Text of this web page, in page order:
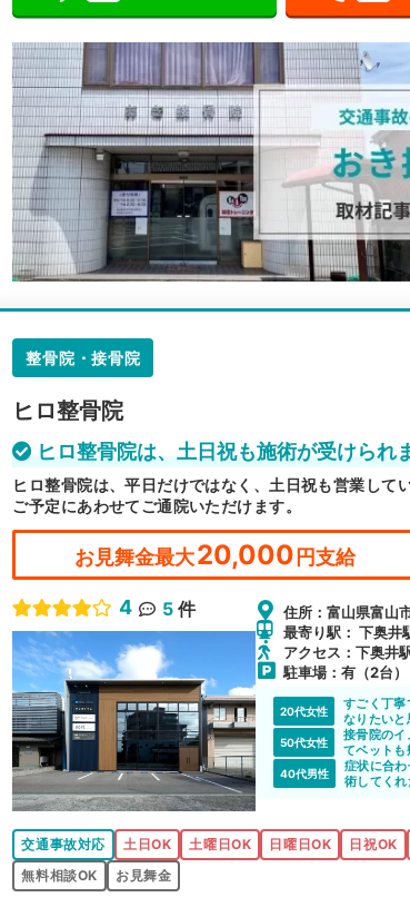
整骨院・接骨院
ヒロ整骨院
ヒロ整骨院は、土日祝も施術が受けられ
ヒロ整骨院は、平日だけではなく、土日祝も営業し
ご予定にあわせてご通院いただけます。
お見舞金最大20,000 円支給
4 5 件
住所：富山県富山
最寄り駅： 下奥井
アクセス：下奥井
駐車場：有（2台）
20代女性
すごく丁寧
なりたいと
50代女性
接骨院のイ
てベットも
葉、対応
40代男性
症状に合
術してくれ
交通事故対応 土日OK 土曜日OK 日曜日OK 日祝OK
無料相談OK
お見舞金